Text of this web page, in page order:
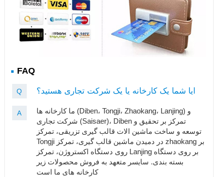
FAQ
Q ایا شما یک کارخانه یا یک شرکت تجاری هستید؟
A
ما کارخانه ها (Diben، Tongji، Zhaokang، Lanjing) و
شرکت تجاری (Saisaer)، Diben تمرکز بر تحقیق و
توسعه و ساخت ماشین الات قالب گیری تزریقی، تمرکز
Tongji در دمیدن ماشین قالب گیری، تمرکز zhaokang بر
روی دستگاه اکستروژن، تمرکز Lanjing بر روی دستگاه
بسته بندی. سایسر متعهد به فروش محصولات زیر
کارخانه های ما است